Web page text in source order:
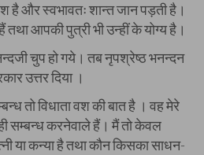
है और स्वभावतः शान्त जान पड़ती है।
आपकी पुत्री भी उन्हीं के योग्य है।
चुप हो गये। तब नृपश्रेष्ठ भनन्दन
उत्तर दिया ।
तो विधाता वश की बात है । वह मेरे
ही सम्बन्ध करनेवाले हैं। मैं तो केवल
या कन्या है तथा कौन किसका साधन-